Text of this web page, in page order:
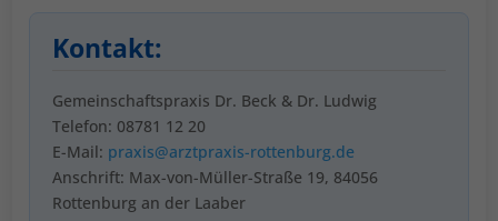
Kontakt:
Gemeinschaftspraxis Dr. Beck & Dr. Ludwig
Telefon: 08781 12 20
E-Mail: praxis@arztpraxis-rottenburg.de
Anschrift: Max-von-Müller-Straße 19, 84056
Rottenburg an der Laaber